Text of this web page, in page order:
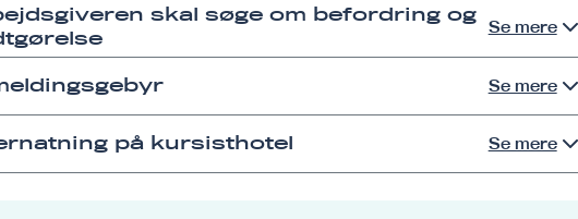
skal søge om befordring og
Se mere
Se mere
på kursisthotel Se mere